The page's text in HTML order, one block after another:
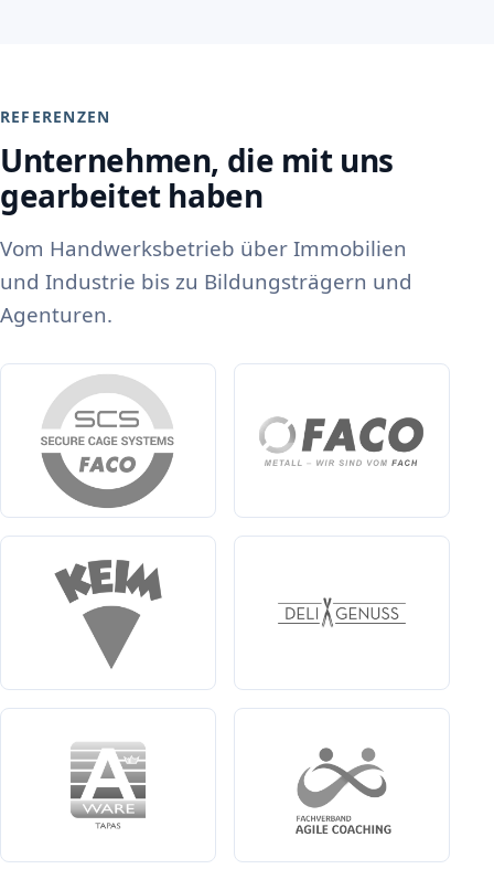
REFERENZEN
Unternehmen, die mit uns
gearbeitet haben
Vom Handwerksbetrieb über Immobilien
und Industrie bis zu Bildungsträgern und
Agenturen.